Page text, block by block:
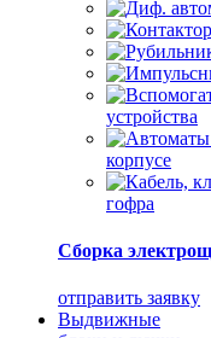
устройства
корпусе
гофра
Сборка
отправить заявку
Выдвижные